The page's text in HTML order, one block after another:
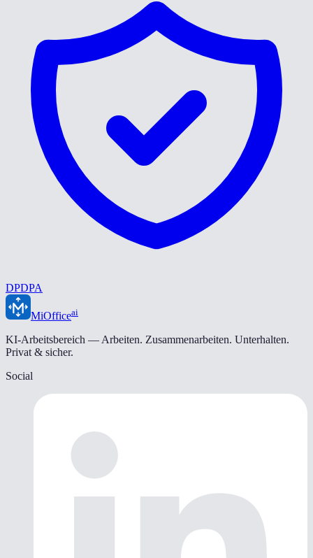
DPDPA
MiOfficeai
KI-Arbeitsbereich — Arbeiten. Zusammenarbeiten. Unterhalten.
Privat & sicher.
Social